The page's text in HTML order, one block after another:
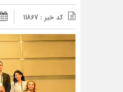
کد خبر : 11867